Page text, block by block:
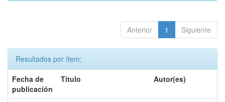
Anterior 1 Siguiente
Resultados por ítem:
Fecha de
publicación
Título Autor(es)